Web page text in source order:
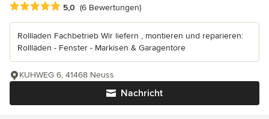
Durchschnittliche Bewertung: 5 von 5 Sternen
5,0 (6 Bewertungen)
Rollladen Fachbetrieb Wir liefern , montieren und reparieren:
Rollläden - Fenster - Markisen & Garagentore
Nachricht
KUHWEG 6, 41468 Neuss